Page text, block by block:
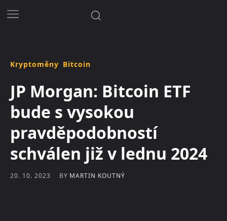
Kryptoměny Bitcoin
JP Morgan: Bitcoin ETF
bude s vysokou
pravděpodobností
schválen již v lednu 2024
20. 10. 2023 BY MARTIN KOUTNÝ